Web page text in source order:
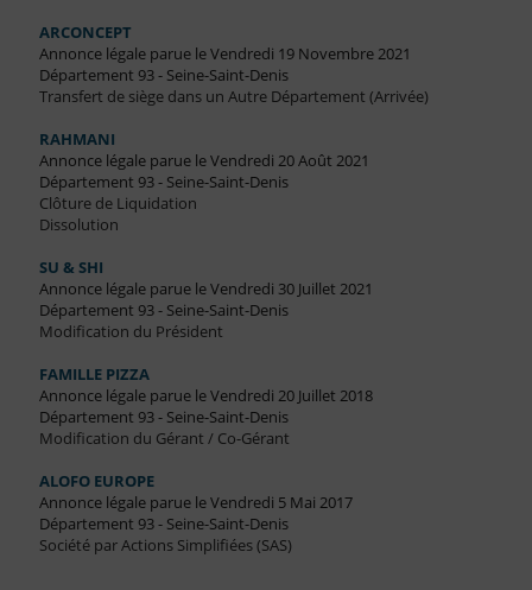
ARCONCEPT
Annonce légale parue le Vendredi 19 Novembre 2021
Département 93 - Seine-Saint-Denis
Transfert de siège dans un Autre Département (Arrivée)
RAHMANI
Annonce légale parue le Vendredi 20 Août 2021
Département 93 - Seine-Saint-Denis
Clôture de Liquidation
Dissolution
SU & SHI
Annonce légale parue le Vendredi 30 Juillet 2021
Département 93 - Seine-Saint-Denis
Modification du Président
FAMILLE PIZZA
Annonce légale parue le Vendredi 20 Juillet 2018
Département 93 - Seine-Saint-Denis
Modification du Gérant / Co-Gérant
ALOFO EUROPE
Annonce légale parue le Vendredi 5 Mai 2017
Département 93 - Seine-Saint-Denis
Société par Actions Simplifiées (SAS)